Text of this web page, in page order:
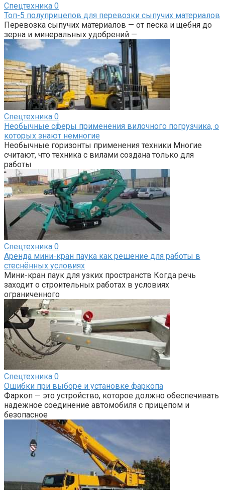
Спецтехника 0
Топ-5 полуприцепов для перевозки сыпучих материалов
Перевозка сыпучих материалов — от песка и щебня до
зерна и минеральных удобрений —
Спецтехника 0
Необычные сферы применения вилочного погрузчика, о
которых знают немногие
Необычные горизонты применения техники Многие
считают, что техника с вилами создана только для
работы
Спецтехника 0
Аренда мини-кран паука как решение для работы в
стеснённых условиях
Мини-кран паук для узких пространств Когда речь
заходит о строительных работах в условиях
ограниченного
Спецтехника 0
Ошибки при выборе и установке фаркопа
Фаркоп — это устройство, которое должно обеспечивать
надежное соединение автомобиля с прицепом и
безопасное